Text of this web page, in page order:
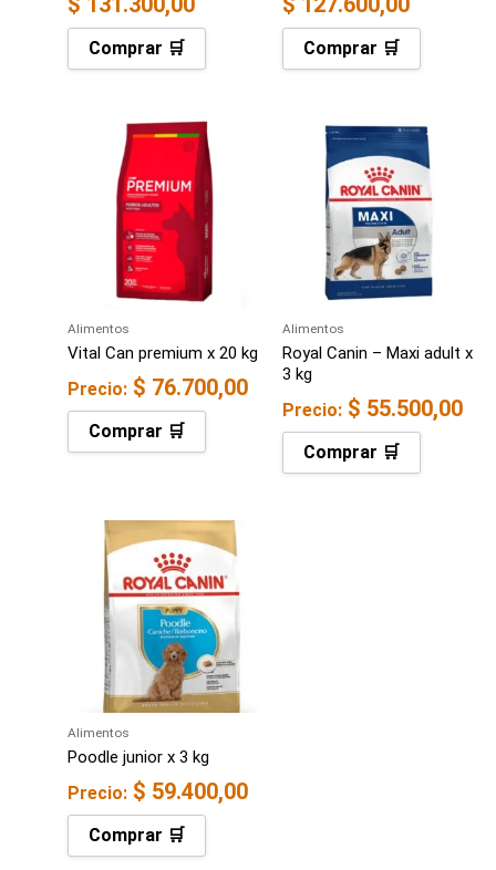
Comprar 🛒 Comprar 🛒
Alimentos
Vital Can premium x 20 kg
Precio: $ 76.700,00
Comprar 🛒
Alimentos
Royal Canin – Maxi adult x
3 kg
Precio: $ 55.500,00
Comprar 🛒
Alimentos
Poodle junior x 3 kg
Precio: $ 59.400,00
Comprar 🛒